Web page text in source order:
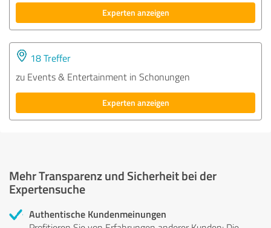
Experten anzeigen
18 Treffer
zu Events & Entertainment in Schonungen
Experten anzeigen
Mehr Transparenz und Sicherheit bei der
Expertensuche
Authentische Kundenmeinungen